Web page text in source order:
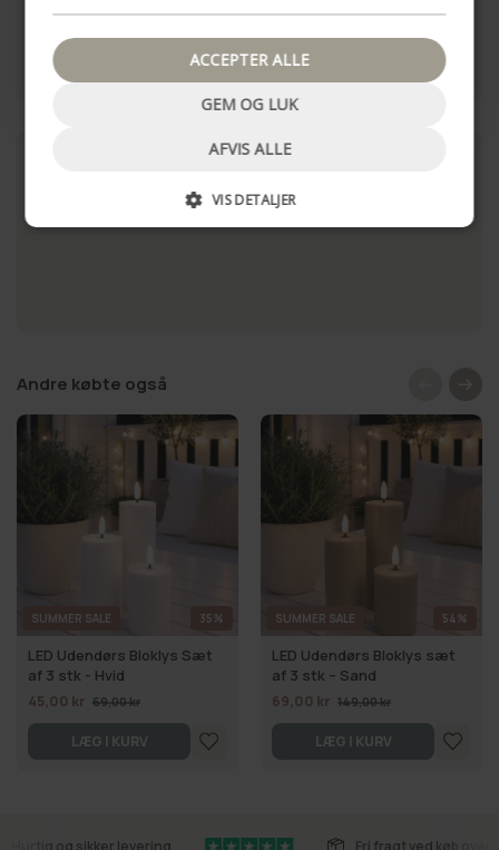
Andre købte også
SUMMER SALE 35%
LED Udendørs Bloklys Sæt
af 3 stk - Hvid
45,00 kr 69,00 kr
LÆG I KURV
SUMMER SALE 54%
LED Udendørs Bloklys sæt
af 3 stk – Sand
69,00 kr 149,00 kr
LÆG I KURV
Hurtig og sikker levering Fri fragt ved køb over
GEM OG LUK
ACCEPTER ALLE
AFVIS ALLE
VIS DETALJER